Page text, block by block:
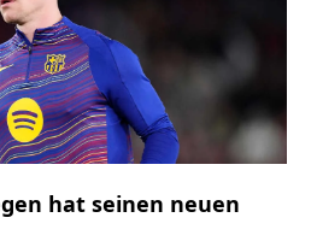
hat seinen neuen